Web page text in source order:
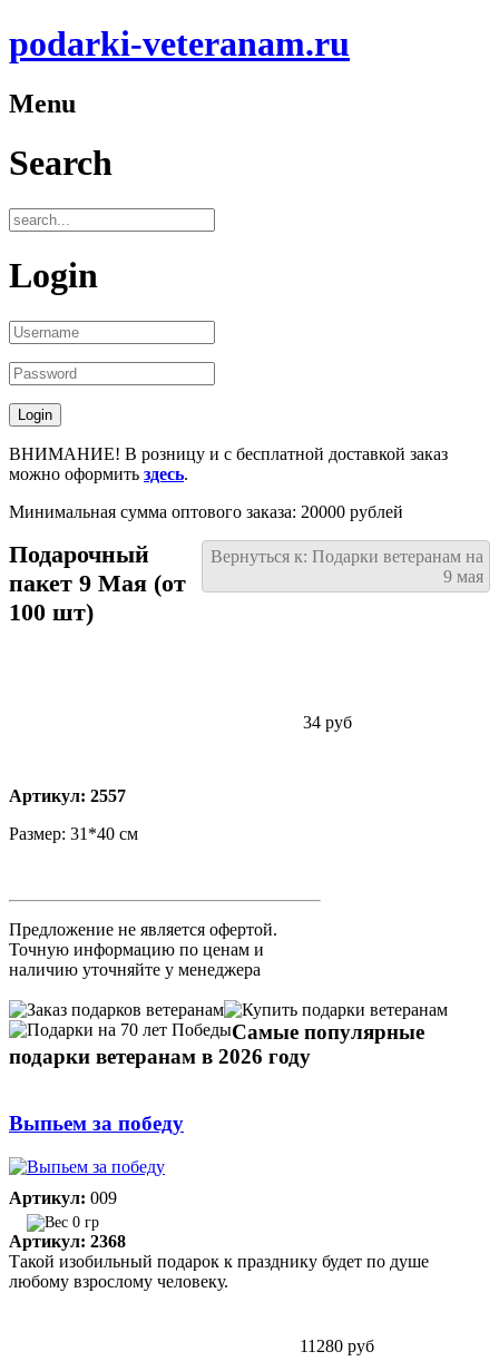
podarki-veteranam.ru
Menu
Search
Login
ВНИМАНИЕ! В розницу и с бесплатной доставкой заказ
можно оформить здесь.
Минимальная сумма оптового заказа: 20000 рублей
Вернуться к: Подарки ветеранам на
9 мая
Подарочный
пакет 9 Мая (от
100 шт)
34 руб
Артикул: 2557
Размер: 31*40 см
Предложение не является офертой.
Точную информацию по ценам и
наличию уточняйте у менеджера
Самые популярные
подарки ветеранам в 2026 году
Выпьем за победу
Артикул: 009
0 гр
Артикул: 2368
Такой изобильный подарок к празднику будет по душе
любому взрослому человеку.
11280 руб